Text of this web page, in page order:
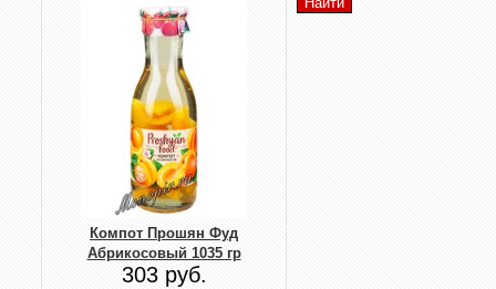
Компот Прошян Фуд
Абрикосовый 1035 гр
303 руб.